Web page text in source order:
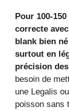
Pour
correcte
blank bien
surtout en
précision
besoin de
une Legalis
poisson sans